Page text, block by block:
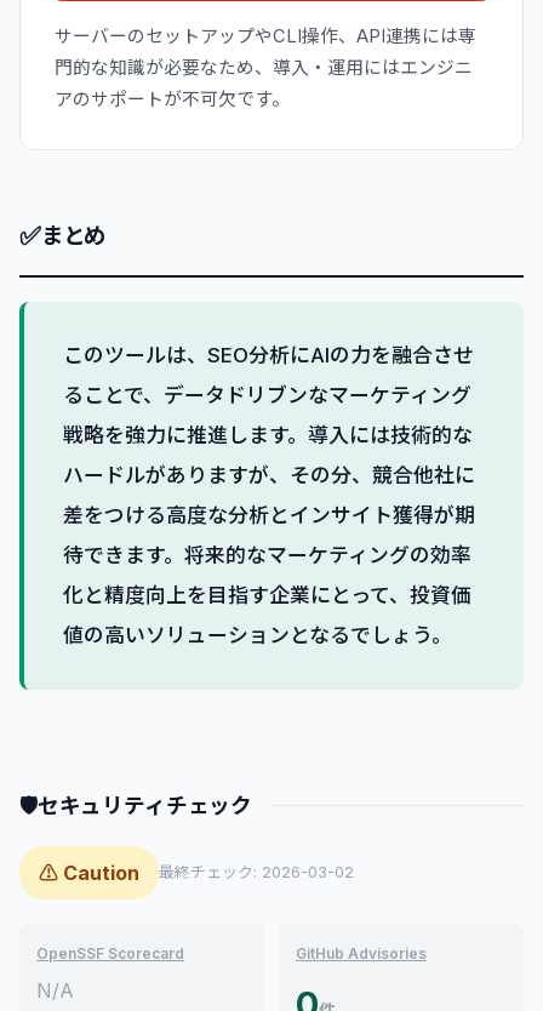
サーバーのセットアップやCLI操作、API連携には専
門的な知識が必要なため、導入・運用にはエンジニ
アのサポートが不可欠です。
✅まとめ
このツールは、SEO分析にAIの力を融合させ
ることで、データドリブンなマーケティング
戦略を強力に推進します。導入には技術的な
ハードルがありますが、その分、競合他社に
差をつける高度な分析とインサイト獲得が期
待できます。将来的なマーケティングの効率
化と精度向上を目指す企業にとって、投資価
値の高いソリューションとなるでしょう。
🛡セキュリティチェック
⚠ Caution 最終チェック: 2026-03-02
OpenSSF Scorecard
N/A
GitHub Advisories